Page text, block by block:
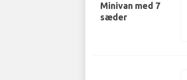
Minivan med 7
sæder